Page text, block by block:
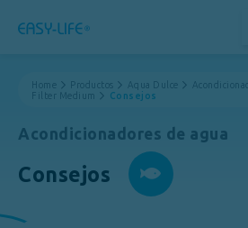
Home Productos Aqua Dulce
Filter Medium
Consejos
Acondicionadores de agua
Consejos